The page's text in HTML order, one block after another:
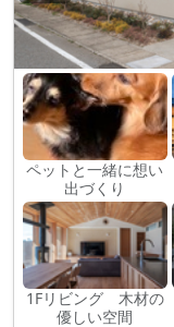
ペットと一緒に想い
出づくり
1Fリビング 木材の
優しい空間